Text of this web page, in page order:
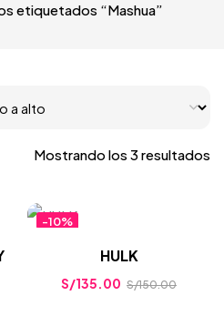
etiquetados “Mashua”
Mostrando los 3 resultados
-10%
HULK
S/135.00 S/150.00